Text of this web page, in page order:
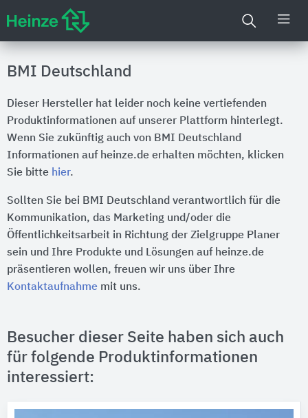
BMI Deutschland
Dieser Hersteller hat leider noch keine vertiefenden
Produktinformationen auf unserer Plattform hinterlegt.
Wenn Sie zukünftig auch von BMI Deutschland
Informationen auf heinze.de erhalten möchten, klicken
Sie bitte hier.
Sollten Sie bei BMI Deutschland verantwortlich für die
Kommunikation, das Marketing und/oder die
Öffentlichkeitsarbeit in Richtung der Zielgruppe Planer
sein und Ihre Produkte und Lösungen auf heinze.de
präsentieren wollen, freuen wir uns über Ihre
Kontaktaufnahme mit uns.
Besucher dieser Seite haben sich auch
für folgende Produktinformationen
interessiert: